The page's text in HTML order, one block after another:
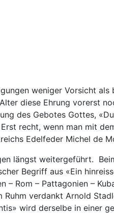
weniger Vorsicht
diese Ehrung vorerst
des Gebotes Gottes,
recht, wenn man mit
Edelfeder Michel de
längst weitergeführt.
Begriff aus «Ein
Rom – Pattagonien –
Ruhm verdankt Arnold
wird derselbe in einer